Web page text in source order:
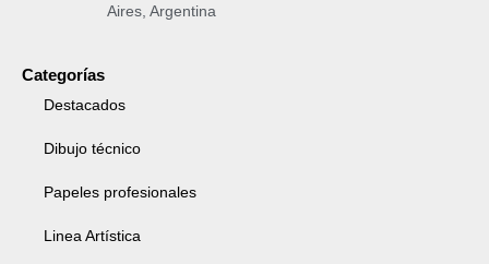
Aires, Argentina
Categorías
Destacados
Dibujo técnico
Papeles profesionales
Linea Artística